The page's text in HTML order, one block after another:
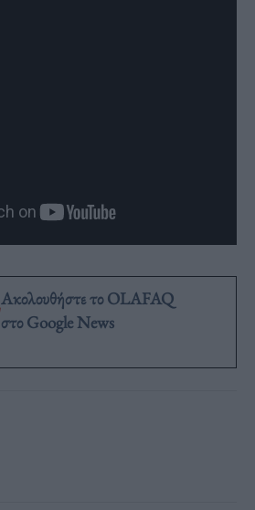
Ακολουθήστε το OLAFAQ
στο Google News